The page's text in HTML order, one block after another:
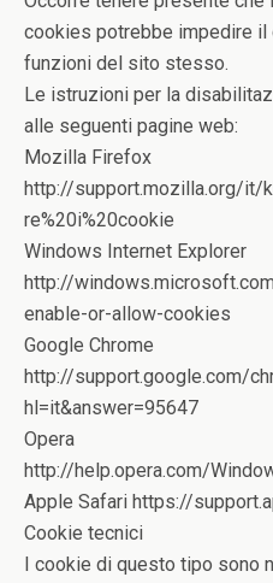
cookies potrebbe impedire
funzioni del sito stesso.
Le istruzioni per la
alle seguenti pagine web:
Mozilla Firefox
http://support.mozilla.org/it/
re%20i%20cookie
Windows Internet Explorer
http://
enable-or-allow-cookies
Google Chrome
http://support.google.com/
hl=it&answer=95647
Opera
http://help.opera.com/
Apple Safari https://
Cookie tecnici
I cookie di questo tipo sono